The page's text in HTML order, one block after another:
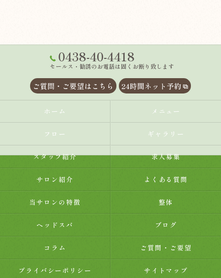
0438-40-4418
セールス・勧誘のお電話は固くお断り致します
ご質問・ご要望はこちら 24時間ネット予約
ホーム メニュー
フロー ギャラリー
スタッフ紹介 求人募集
サロン紹介 よくある質問
当サロンの特徴 整体
ヘッドスパ ブログ
コラム ご質問・ご要望
プライバシーポリシー サイトマップ